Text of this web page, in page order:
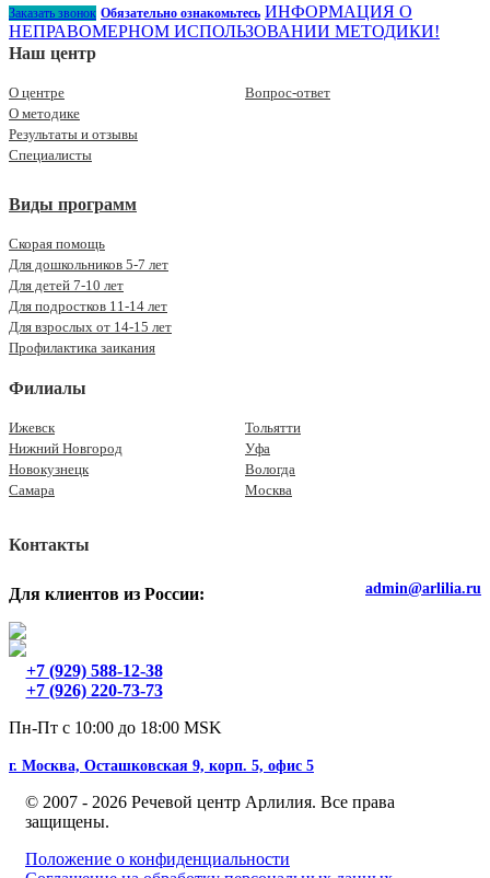
Заказать звонок Обязательно ознакомьтесь ИНФОРМАЦИЯ О
НЕПРАВОМЕРНОМ ИСПОЛЬЗОВАНИИ МЕТОДИКИ!
Наш центр
О центре
О методике
Результаты и отзывы
Специалисты
Вопрос-ответ
Виды программ
Скорая помощь
Для дошкольников 5-7 лет
Для детей 7-10 лет
Для подростков 11-14 лет
Для взрослых от 14-15 лет
Профилактика заикания
Филиалы
Ижевск
Нижний Новгород
Новокузнецк
Самара
Тольятти
Уфа
Вологда
Москва
Контакты
Для клиентов из России:
+7 (929) 588-12-38
+7 (926) 220-73-73
Пн-Пт с 10:00 до 18:00 MSK
admin@arlilia.ru
г. Москва, Осташковская 9, корп. 5, офис 5
© 2007 - 2026 Речевой центр Арлилия. Все права
защищены.
Положение о конфиденциальности